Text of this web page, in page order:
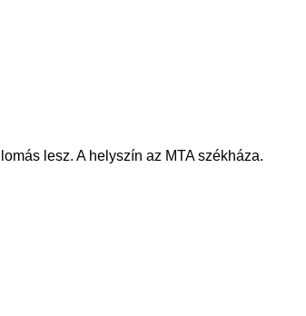
lesz. A helyszín az MTA székháza.